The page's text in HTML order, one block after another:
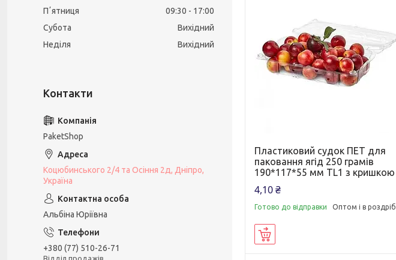
Пластиковий судок ПЕТ для
паковання ягід 250 грамів
190*117*55 мм TL1 з кришкою
4,10 ₴
Готово до відправки Оптом і в роздріб
Пʼятниця
09:30
17:00
Субота
Вихідний
Неділя
Вихідний
PaketShop
Коцюбинського 2/4 та Осіння 2д, Дніпро,
Україна
Альбіна Юріївна
+380 (77) 510-26-71
Відділ продажів